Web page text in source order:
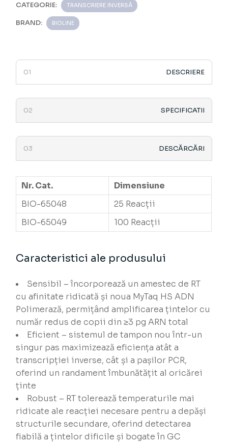
CATEGORIE: TRANSCRIERE INVERSĂ
BRAND: BIOLINE
DESCRIERE
SPECIFICATII
DESCĂRCĂRI
Nr. Cat.
Dimensiune
BIO-65048
25 Reacții
BIO-65049
100 Reacții
Caracteristici ale produsului
Sensibil – încorporează un amestec de RT
cu afinitate ridicată și noua MyTaq HS ADN
Polimerază, permițând amplificarea țintelor cu
număr redus de copii din ≥3 pg ARN total
Eficient – sistemul de tampon nou într-un
singur pas maximizează eficiența atât a
transcripției inverse, cât și a pașilor PCR,
oferind un randament îmbunătățit al oricărei
ținte
Robust – RT tolerează temperaturile mai
ridicate ale reacției necesare pentru a depăși
structurile secundare, oferind detectarea
fiabilă a țintelor dificile și bogate în GC